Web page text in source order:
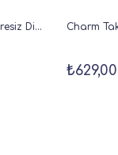
Charm Takılabilen Süresiz Dikey Haftalık Ajanda 18x20 cm Kahverengi
₺629,00